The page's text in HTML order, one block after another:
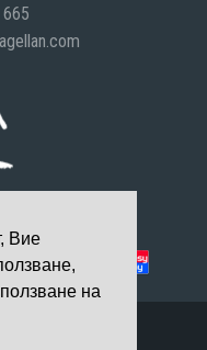
Вие
на
права запазени